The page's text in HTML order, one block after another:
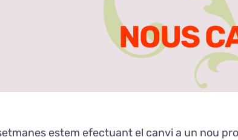
NOUS
estem efectuant el canvi a un nou